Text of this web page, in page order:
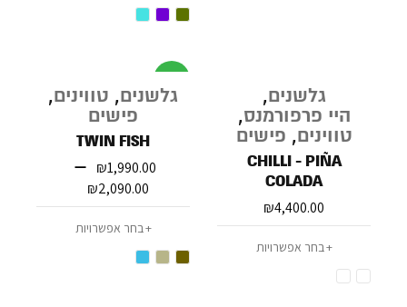
גלשנים,
היי פרפורמנס,
טווינים, פישים
CHILLI - PIÑA
COLADA
₪4,400.00
בחר אפשרויות
גלשנים, טווינים,
פישים
TWIN FISH
₪1,990.00
–
₪2,090.00
בחר אפשרויות